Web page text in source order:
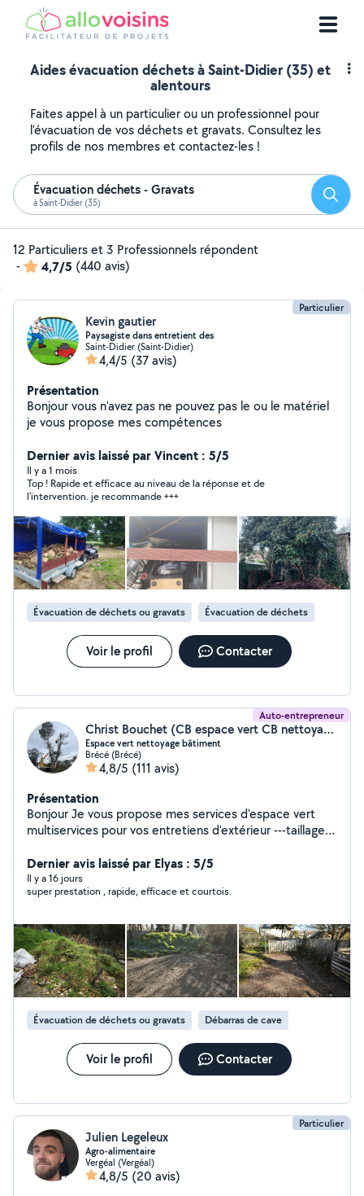
Aides évacuation déchets à Saint-Didier (35) et
alentours
Faites appel à un particulier ou un professionnel pour
l'évacuation de vos déchets et gravats. Consultez les
profils de nos membres et contactez-les !
Évacuation déchets - Gravats
à Saint-Didier (35)
12 Particuliers et 3 Professionnels répondent
-
4,7/5 (440 avis)
Particulier
Kevin gautier
Paysagiste dans entretient des
Saint-Didier (Saint-Didier)
4,4/5 (37 avis)
Présentation
Bonjour vous n'avez pas ne pouvez pas le ou le matériel
je vous propose mes compétences
Dernier avis laissé par Vincent : 5/5
Il y a 1 mois
Top ! Rapide et efficace au niveau de la réponse et de
l'intervention. je recommande +++
Évacuation de déchets ou gravats Évacuation de déchets
Voir le profil Contacter
Auto-entrepreneur
Christ Bouchet (CB espace vert CB nettoyage)
Espace vert nettoyage bâtiment
Brécé (Brécé)
4,8/5 (111 avis)
Présentation
Bonjour Je vous propose mes services d'espace vert
multiservices pour vos entretiens d'extérieur ---taillage
surface ou petite surface ---élagage coupe d'arbre ---
débroussaillage et ramassage des feuilles Service de
nettoyage peinture et ravalement ---nettoyage de
intérieur extérieur peinture muret façade pignon... ---
l'évacuation des déchets verts des encombrants des
gravats et autres N'hésitez pas les devis et
déplacement sont gratuits Disponible 24H24. Possibilité
de payer en plusieurs fois sans frais par virement ou par
chèque travaux effectués rapidement et
soigneusement.
Dernier avis laissé par Elyas : 5/5
Il y a 16 jours
super prestation , rapide, efficace et courtois.
Évacuation de déchets ou gravats Débarras de cave
Voir le profil Contacter
Particulier
Julien Legeleux
Agro-alimentaire
Vergéal (Vergéal)
4,8/5 (20 avis)